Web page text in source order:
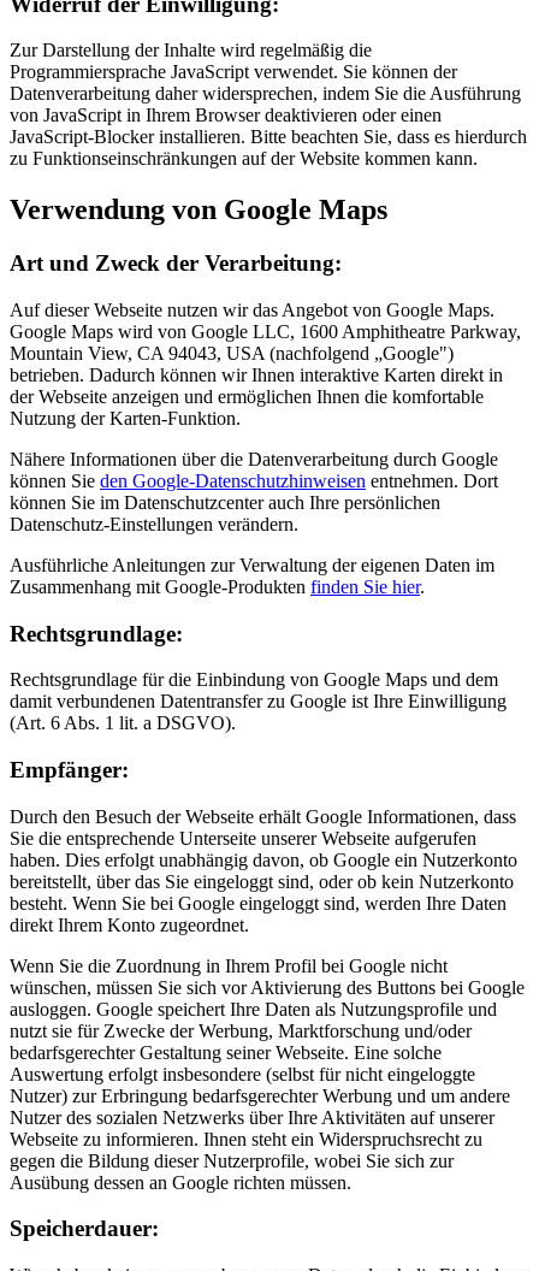
Zur Darstellung der Inhalte wird regelmäßig die
Programmiersprache JavaScript verwendet. Sie können der
Datenverarbeitung daher widersprechen, indem Sie die Ausführung
von JavaScript in Ihrem Browser deaktivieren oder einen
JavaScript-Blocker installieren. Bitte beachten Sie, dass es hierdurch
zu Funktionseinschränkungen auf der Website kommen kann.
Verwendung von Google Maps
Art und Zweck der Verarbeitung:
Auf dieser Webseite nutzen wir das Angebot von Google Maps.
Google Maps wird von Google LLC, 1600 Amphitheatre Parkway,
Mountain View, CA 94043, USA (nachfolgend „Google")
betrieben. Dadurch können wir Ihnen interaktive Karten direkt in
der Webseite anzeigen und ermöglichen Ihnen die komfortable
Nutzung der Karten-Funktion.
Nähere Informationen über die Datenverarbeitung durch Google
können Sie den Google-Datenschutzhinweisen entnehmen. Dort
können Sie im Datenschutzcenter auch Ihre persönlichen
Datenschutz-Einstellungen verändern.
Ausführliche Anleitungen zur Verwaltung der eigenen Daten im
Zusammenhang mit Google-Produkten finden Sie hier.
Rechtsgrundlage:
Rechtsgrundlage für die Einbindung von Google Maps und dem
damit verbundenen Datentransfer zu Google ist Ihre Einwilligung
(Art. 6 Abs. 1 lit. a DSGVO).
Empfänger:
Durch den Besuch der Webseite erhält Google Informationen, dass
Sie die entsprechende Unterseite unserer Webseite aufgerufen
haben. Dies erfolgt unabhängig davon, ob Google ein Nutzerkonto
bereitstellt, über das Sie eingeloggt sind, oder ob kein Nutzerkonto
besteht. Wenn Sie bei Google eingeloggt sind, werden Ihre Daten
direkt Ihrem Konto zugeordnet.
Wenn Sie die Zuordnung in Ihrem Profil bei Google nicht
wünschen, müssen Sie sich vor Aktivierung des Buttons bei Google
ausloggen. Google speichert Ihre Daten als Nutzungsprofile und
nutzt sie für Zwecke der Werbung, Marktforschung und/oder
bedarfsgerechter Gestaltung seiner Webseite. Eine solche
Auswertung erfolgt insbesondere (selbst für nicht eingeloggte
Nutzer) zur Erbringung bedarfsgerechter Werbung und um andere
Nutzer des sozialen Netzwerks über Ihre Aktivitäten auf unserer
Webseite zu informieren. Ihnen steht ein Widerspruchsrecht zu
gegen die Bildung dieser Nutzerprofile, wobei Sie sich zur
Ausübung dessen an Google richten müssen.
Speicherdauer: